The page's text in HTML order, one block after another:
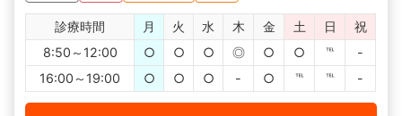
診療時間 月 火 水 木 金 土 日
祝
8:50～12:00
○ ○ ○ ◎ ○ ○ ℡
-
16:00～19:00
○ ○ ○ - ○ ℡ ℡ -